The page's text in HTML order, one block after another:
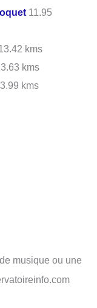
11.95
kms
kms
kms
musique ou une